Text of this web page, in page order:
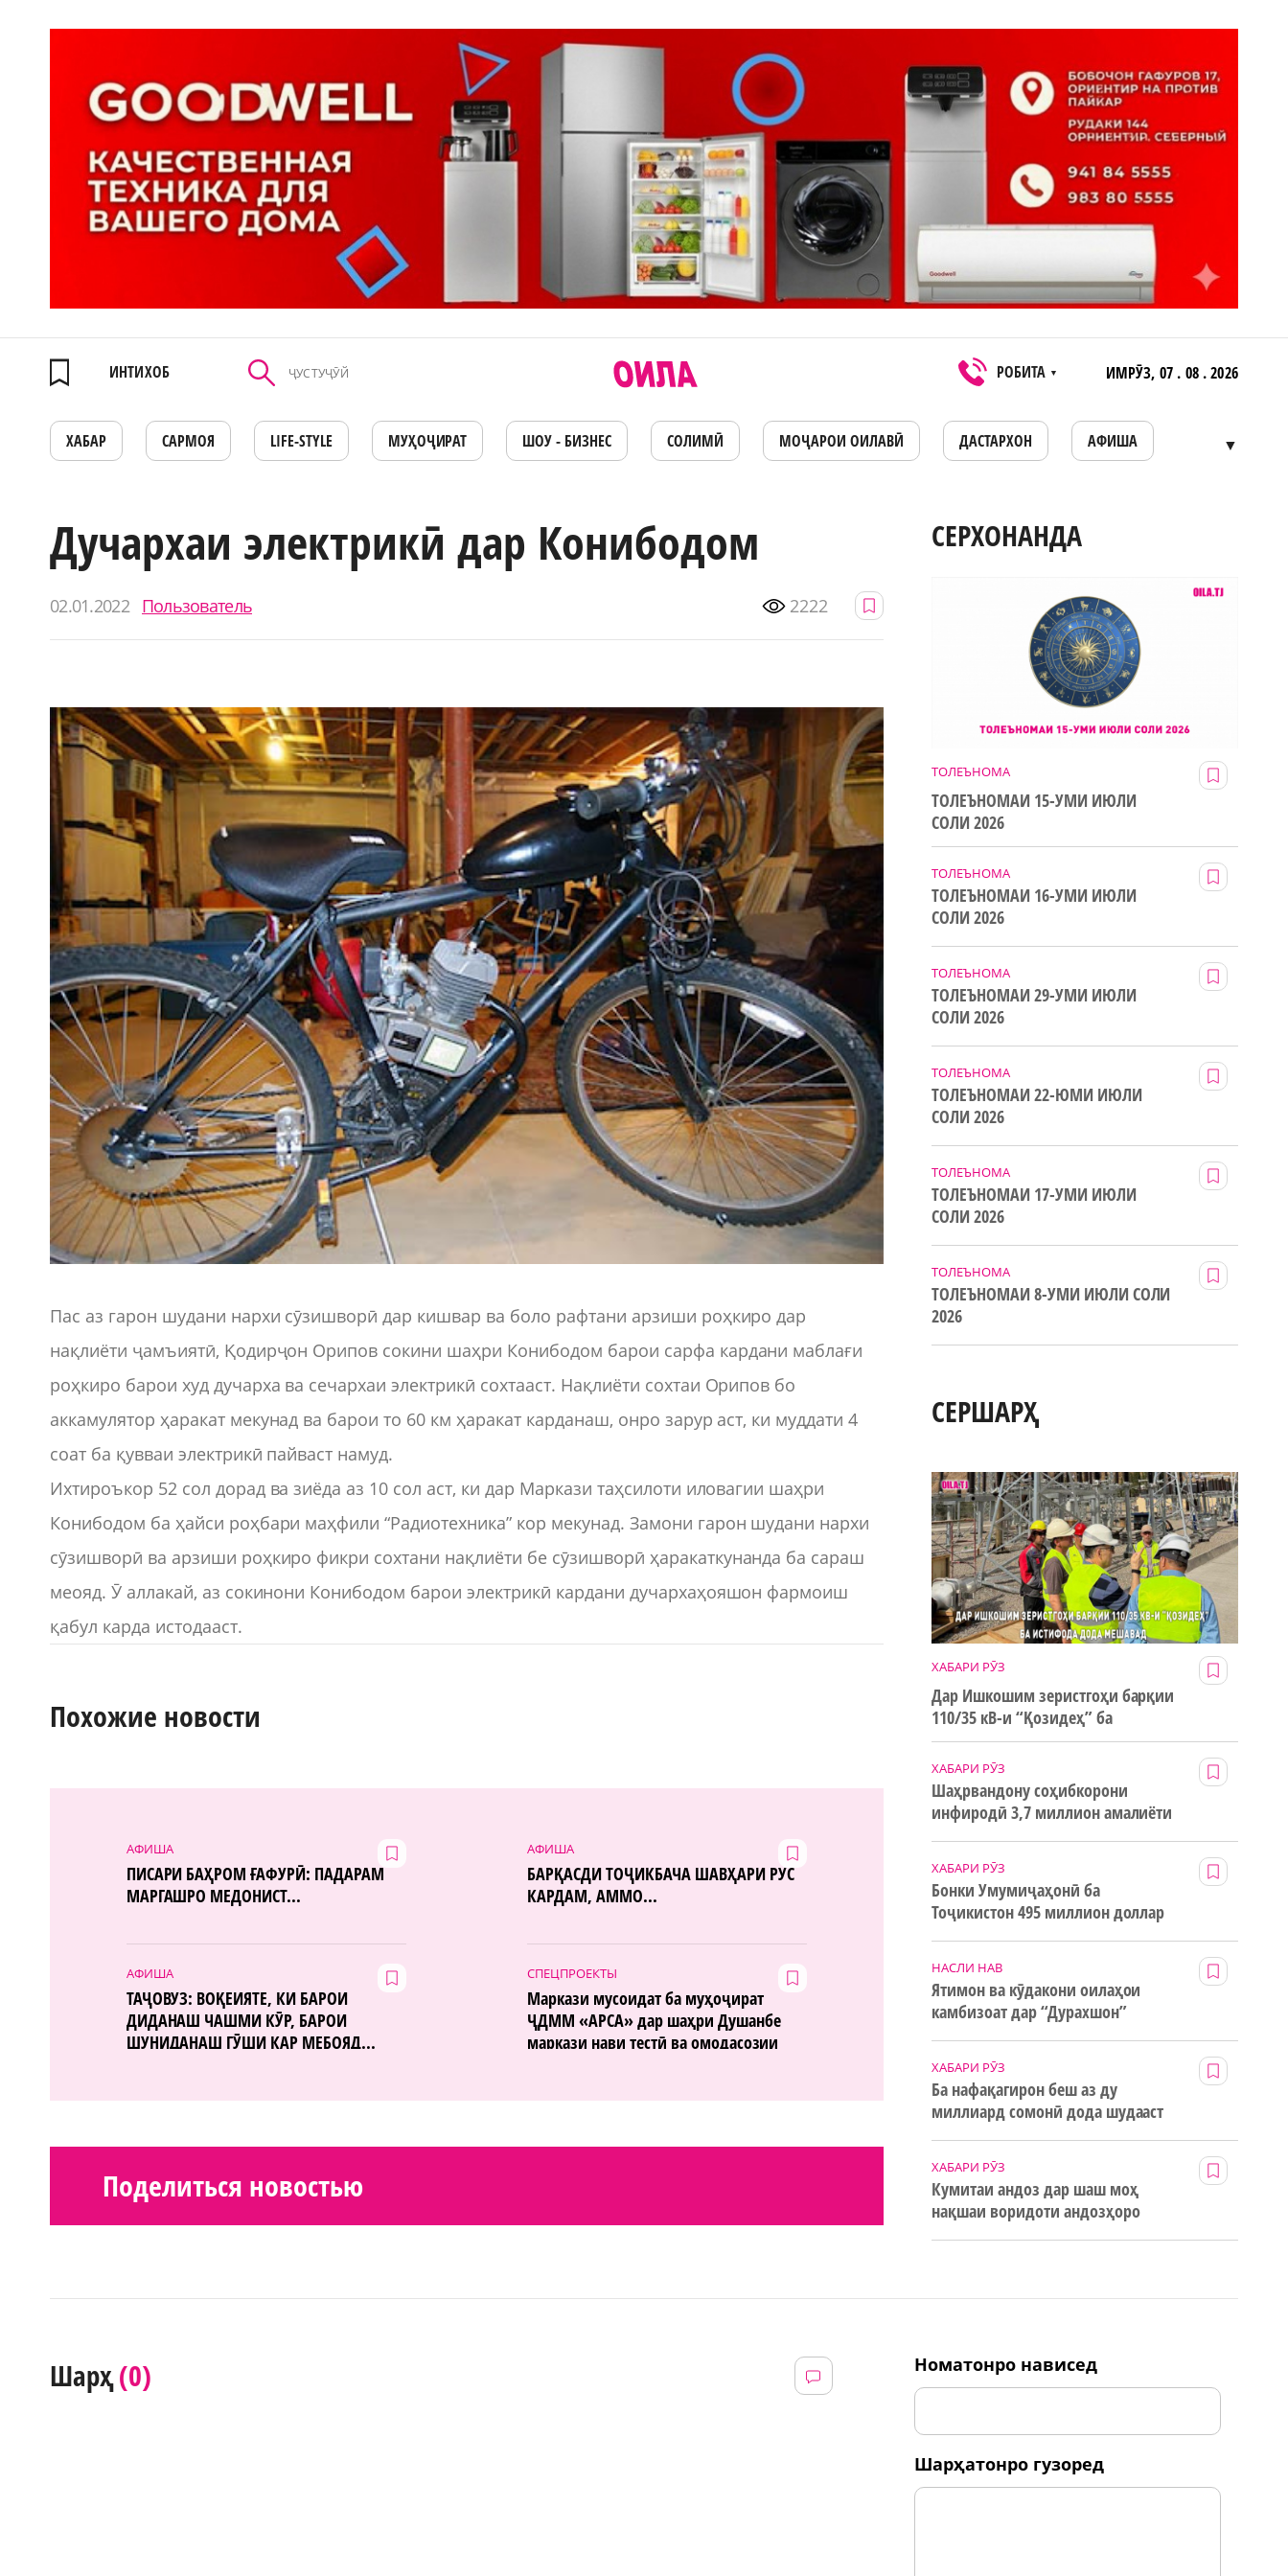
ИНТИХОБ РОБИТА ▼ ИМРӮЗ, 07 . 08 . 2026
ХАБАР САРМОЯ LIFE-STYLE МУҲОҶИРАТ ШОУ - БИЗНЕС СОЛИМӢ МОҶАРОИ ОИЛАВӢ ДАСТАРХОН АФИША ▼
Дучархаи электрикӣ дар Конибодом
02.01.2022 Пользователь 2222
Пас аз гарон шудани нархи сӯзишворӣ дар кишвар ва боло рафтани арзиши роҳкиро дар
нақлиёти ҷамъиятӣ, Қодирҷон Орипов сокини шаҳри Конибодом барои сарфа кардани маблағи
роҳкиро барои худ дучарха ва сечархаи электрикӣ сохтааст. Нақлиёти сохтаи Орипов бо
аккамулятор ҳаракат мекунад ва барои то 60 км ҳаракат карданаш, онро зарур аст, ки муддати 4
соат ба қувваи электрикӣ пайваст намуд.
Ихтироъкор 52 сол дорад ва зиёда аз 10 сол аст, ки дар Маркази таҳсилоти иловагии шаҳри
Конибодом ба ҳайси роҳбари маҳфили “Радиотехника” кор мекунад. Замони гарон шудани нархи
сӯзишворӣ ва арзиши роҳкиро фикри сохтани нақлиёти бе сӯзишворӣ ҳаракаткунанда ба сараш
меояд. Ӯ аллакай, аз сокинони Конибодом барои электрикӣ кардани дучархаҳояшон фармоиш
қабул карда истодааст.
Похожие новости
АФИША
ПИСАРИ БАҲРОМ ҒАФУРӢ: ПАДАРАМ
МАРГАШРО МЕДОНИСТ...
АФИША
БАРҚАСДИ ТОҶИКБАЧА ШАВҲАРИ РУС
КАРДАМ, АММО...
АФИША
ТАҶОВУЗ: ВОҚЕИЯТЕ, КИ БАРОИ
ДИДАНАШ ЧАШМИ КӮР, БАРОИ
ШУНИДАНАШ ГӮШИ КАР МЕБОЯД...
СПЕЦПРОЕКТЫ
Маркази мусоидат ба муҳоҷират
ҶДММ «АРСА» дар шаҳри Душанбе
маркази нави тестӣ ва омодасозии
Поделиться новостью
СЕРХОНАНДА
ТОЛЕЪНОМА
ТОЛЕЪНОМАИ 15-УМИ ИЮЛИ
СОЛИ 2026
ТОЛЕЪНОМА
ТОЛЕЪНОМАИ 16-УМИ ИЮЛИ
СОЛИ 2026
ТОЛЕЪНОМА
ТОЛЕЪНОМАИ 29-УМИ ИЮЛИ
СОЛИ 2026
ТОЛЕЪНОМА
ТОЛЕЪНОМАИ 22-ЮМИ ИЮЛИ
СОЛИ 2026
ТОЛЕЪНОМА
ТОЛЕЪНОМАИ 17-УМИ ИЮЛИ
СОЛИ 2026
ТОЛЕЪНОМА
ТОЛЕЪНОМАИ 8-УМИ ИЮЛИ СОЛИ
2026
СЕРШАРҲ
ХАБАРИ РӮЗ
Дар Ишкошим зеристгоҳи барқии
110/35 кВ-и “Қозидеҳ” ба
истифода дода мешавад
ХАБАРИ РӮЗ
Шаҳрвандону соҳибкорони
инфиродӣ 3,7 миллион амалиёти
ХАБАРИ РӮЗ
Бонки Умумиҷаҳонӣ ба
Тоҷикистон 495 миллион доллар
НАСЛИ НАВ
Ятимон ва кӯдакони оилаҳои
камбизоат дар “Дурахшон”
ХАБАРИ РӮЗ
Ба нафақагирон беш аз ду
миллиард сомонӣ дода шудааст
ХАБАРИ РӮЗ
Кумитаи андоз дар шаш моҳ
нақшаи воридоти андозҳоро
Шарҳ(0) номатонро нависед
шарҳатонро гузоред